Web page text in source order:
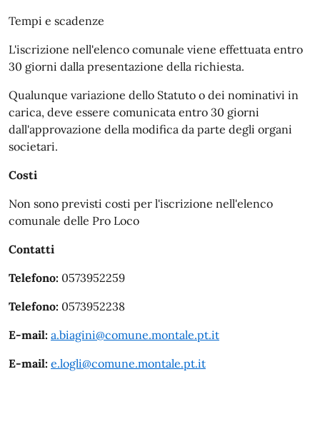
Tempi e scadenze
L'iscrizione nell'elenco comunale viene effettuata entro
30 giorni dalla presentazione della richiesta.
Qualunque variazione dello Statuto o dei nominativi in
carica, deve essere comunicata entro 30 giorni
dall'approvazione della modifica da parte degli organi
societari.
Costi
Non sono previsti costi per l'iscrizione nell'elenco
comunale delle Pro Loco
Contatti
Telefono: 0573952259
Telefono: 0573952238
E-mail: a.biagini@comune.montale.pt.it
E-mail: e.logli@comune.montale.pt.it